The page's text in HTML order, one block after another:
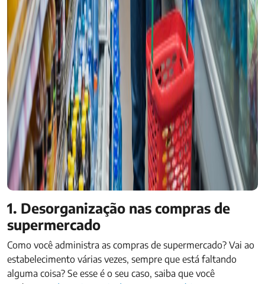
1. Desorganização nas compras de
supermercado
Como você administra as compras de supermercado? Vai ao
estabelecimento várias vezes, sempre que está faltando
alguma coisa? Se esse é o seu caso, saiba que você